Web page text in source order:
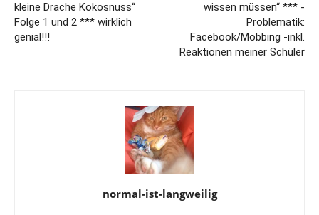
kleine Drache Kokosnuss“
Folge 1 und 2 *** wirklich
genial!!!
wissen müssen“ *** -
Problematik:
Facebook/Mobbing -inkl.
Reaktionen meiner Schüler
normal-ist-langweilig